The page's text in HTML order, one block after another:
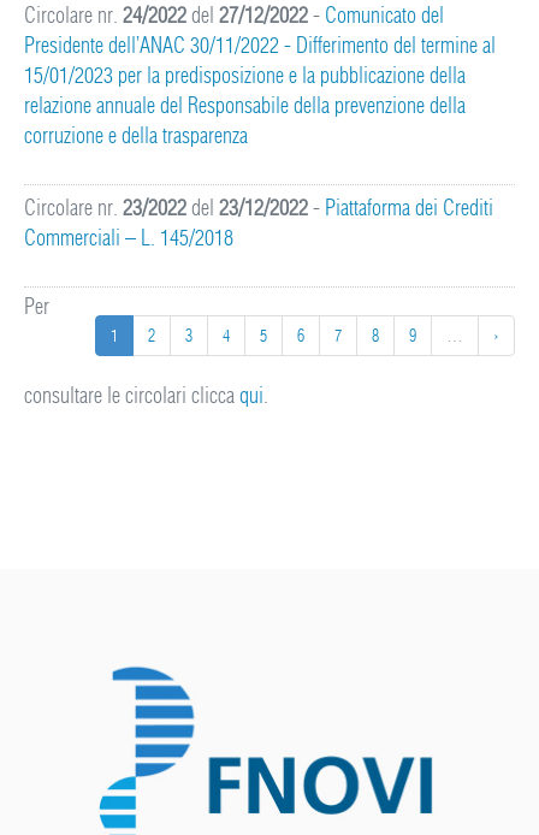
Circolare nr. 24/2022del27/12/2022- Comunicato del
Presidente dell’ANAC 30/11/2022 - Differimento del termine al
15/01/2023 per la predisposizione e la pubblicazione della
relazione annuale del Responsabile della prevenzione della
corruzione e della trasparenza
Circolare nr. 23/2022del23/12/2022- Piattaforma dei Crediti
Commerciali – L. 145/2018
1 2 3 4 5 6 7 8 9 … ›
Per
consultare le circolari cliccaqui.